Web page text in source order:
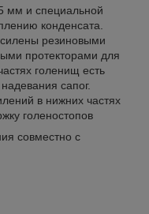
мм и специальной
конденсата.
резиновыми
протекторами для
голенищ есть
сапог.
в нижних частях
голеностопов
совместно с